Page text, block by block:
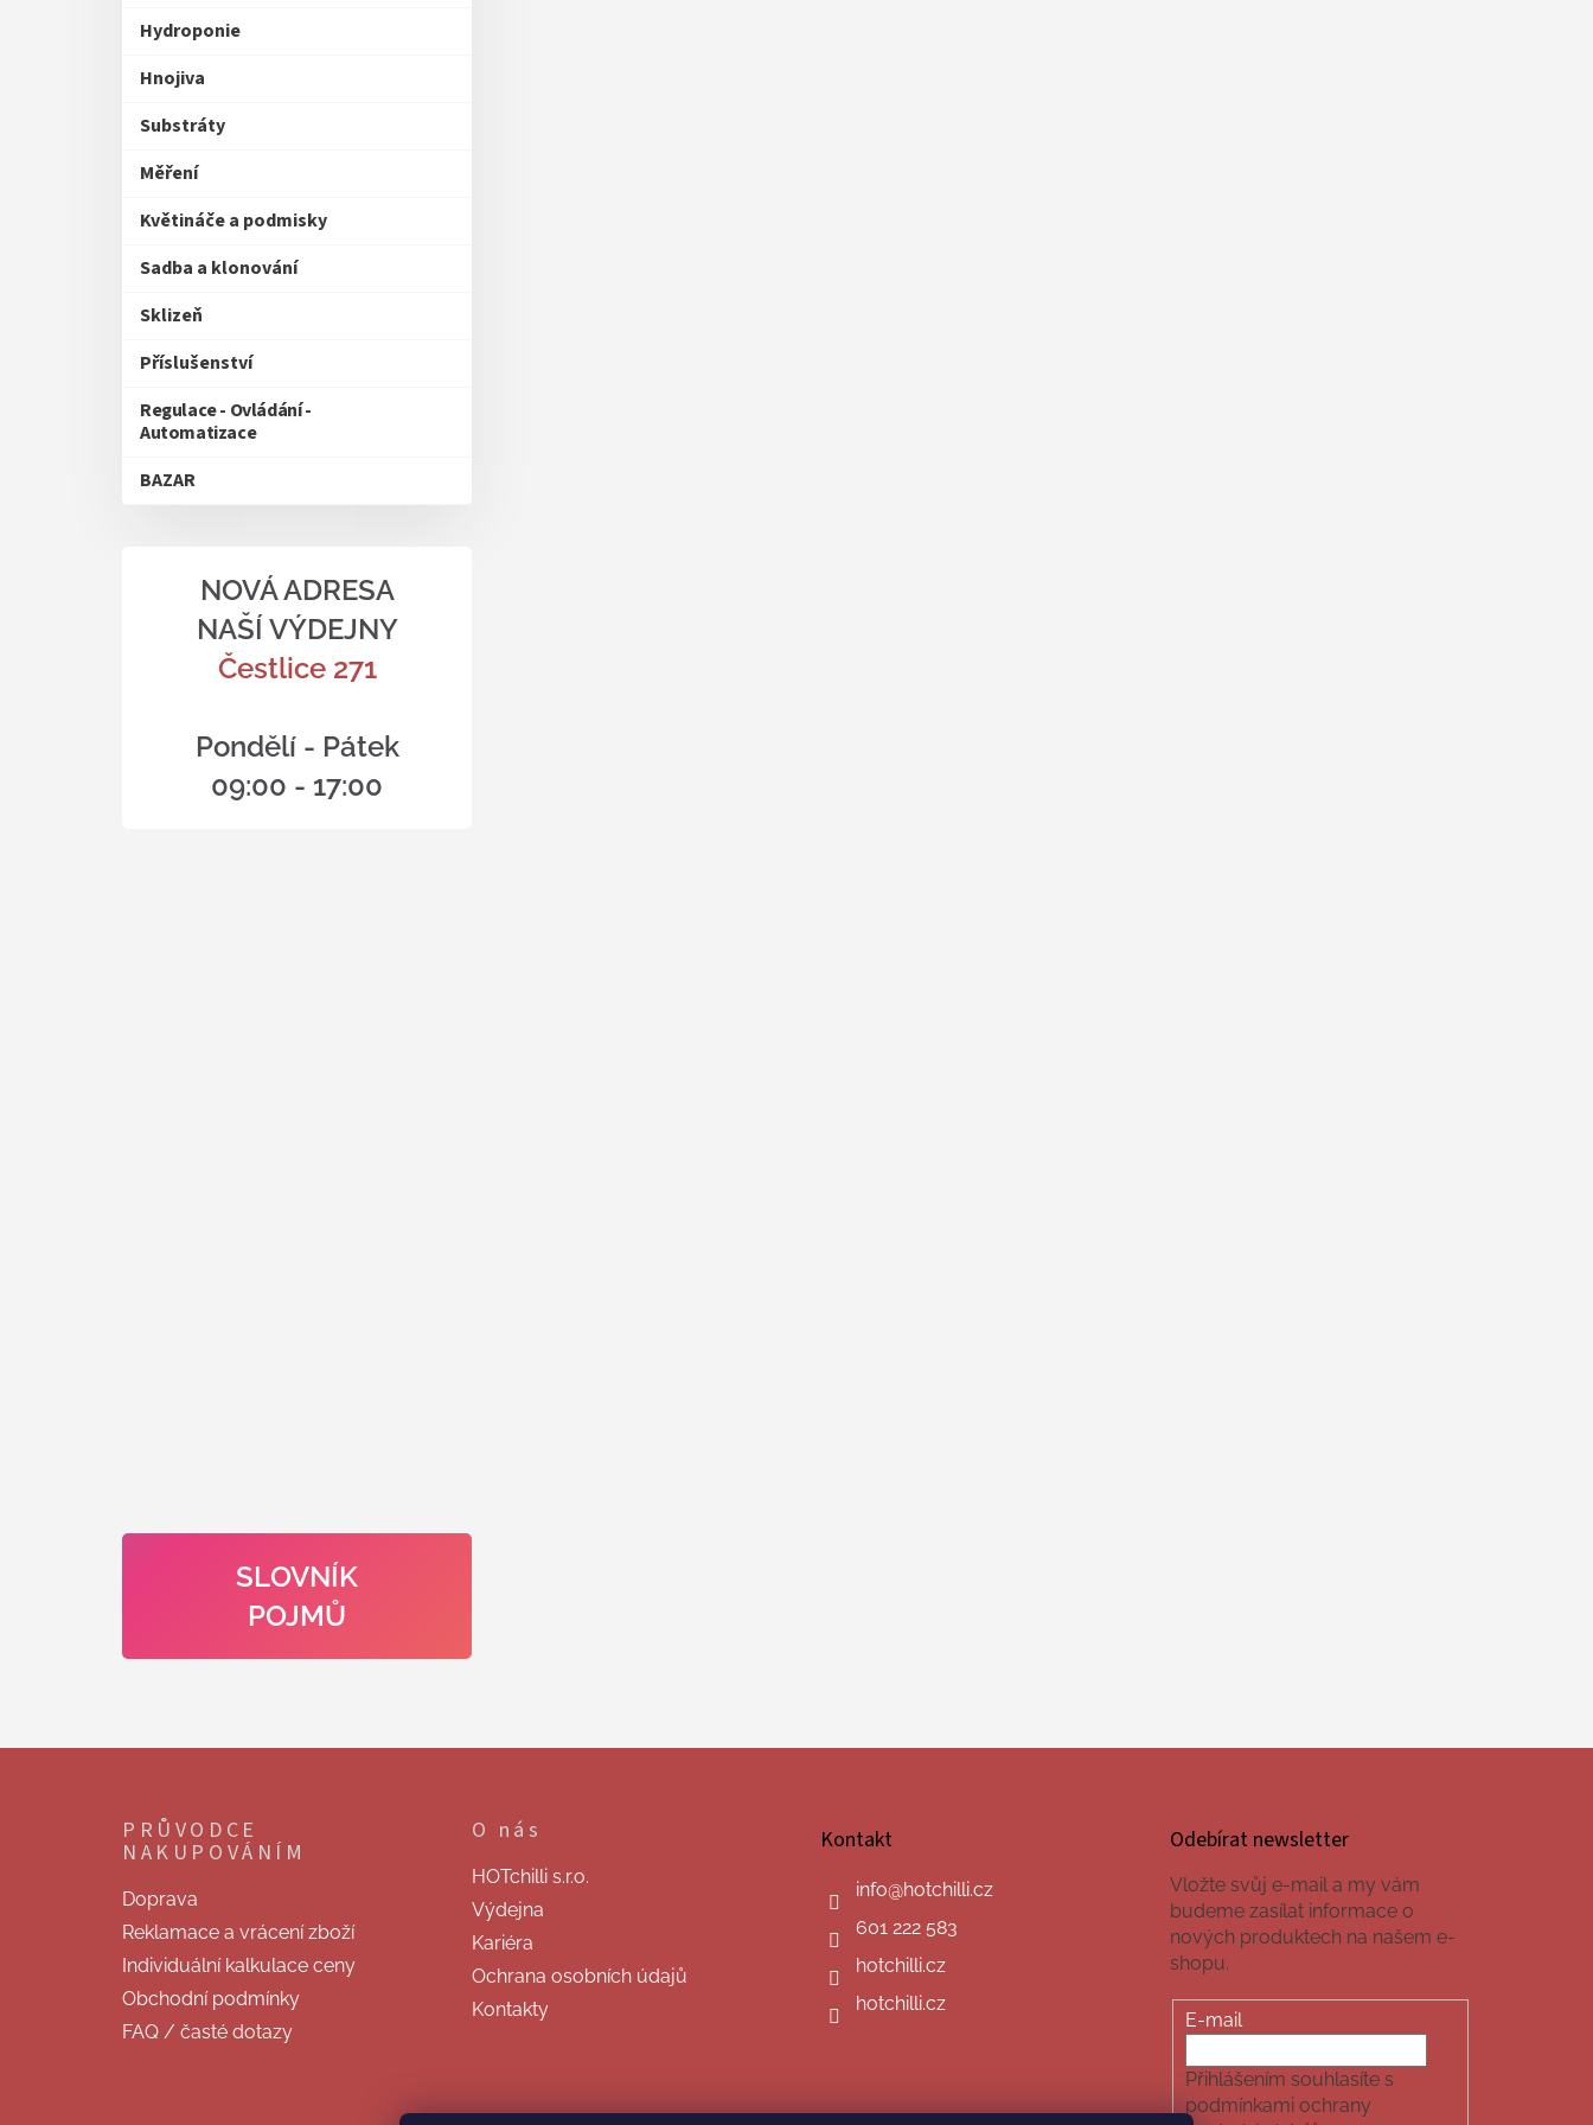
Hydroponie
Hnojiva
Substráty
Měření
Květináče a podmisky
Sadba a klonování
Sklizeň
Příslušenství
Regulace - Ovládání -
Automatizace
BAZAR
NOVÁ ADRESA
NAŠÍ VÝDEJNY
Čestlice 271
Pondělí - Pátek
09:00 - 17:00
SLOVNÍK
POJMŮ
PRŮVODCE
NAKUPOVÁNÍM
Doprava
Reklamace a vrácení zboží
Individuální kalkulace ceny
Obchodní podmínky
FAQ / časté dotazy
O nás
HOTchilli s.r.o.
Výdejna
Kariéra
Ochrana osobních údajů
Kontakty
Kontakt
info@hotchilli.cz
601 222 583
hotchilli.cz
hotchilli.cz
Odebírat newsletter
Vložte svůj e-mail a my vám
budeme zasílat informace o
nových produktech na našem e-
shopu.
E-mail
Přihlášením souhlasíte s
podmínkami ochrany